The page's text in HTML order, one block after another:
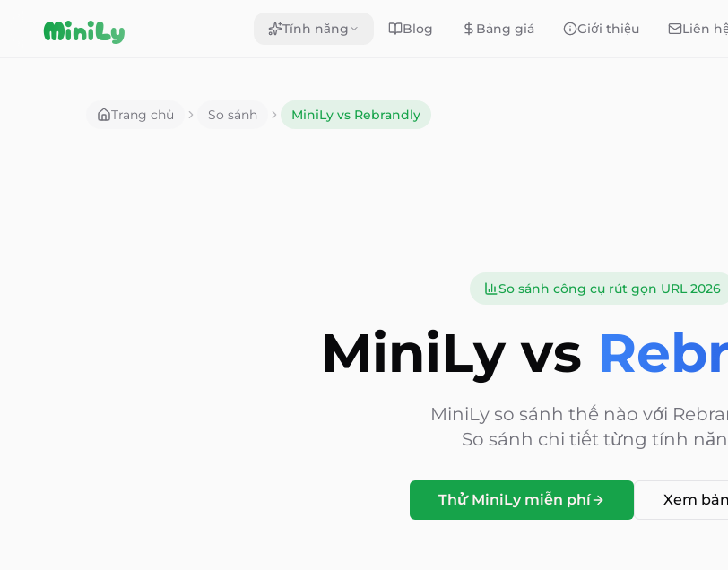
MiniLy Tính năng Blog Bảng giá Giới thiệu Liên
Trang chủ So sánh MiniLy vs Rebrandly
So sánh công cụ rút gọn URL 2026
MiniLy vs
MiniLy so sánh thế nào với
So sánh chi tiết từng tính
Thử MiniLy miễn phí Xem